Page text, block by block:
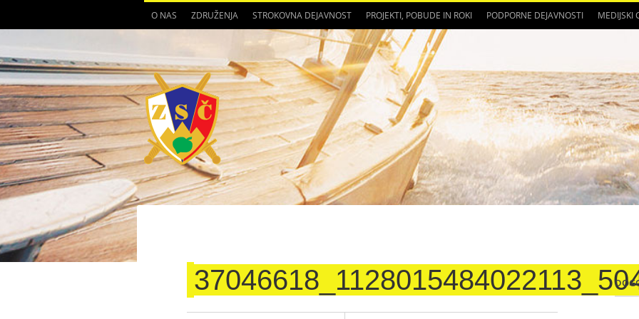
O NAS ZDRUŽENJA STROKOVNA DEJAVNOST PROJEKTI, POBUDE IN ROKI PODPORNE DEJAVNOSTI MEDIJSKI